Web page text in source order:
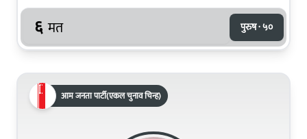
६ मत पुरुष · ५०
आम जनता पार्टी(एकल चुनाव चिन्ह)